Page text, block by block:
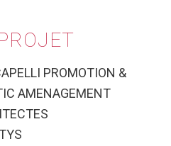
PROMOTION &
AMENAGEMENT